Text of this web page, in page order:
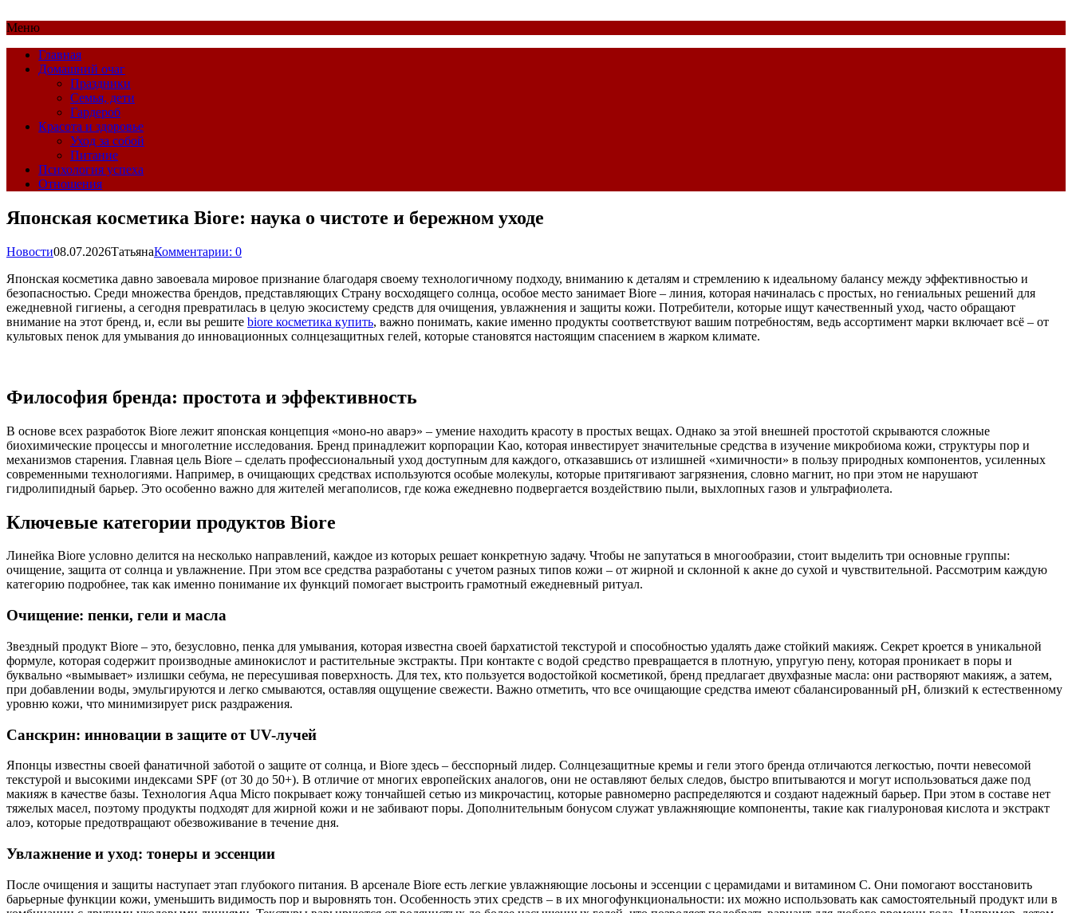
Меню
Главная
Домашний очаг
Праздники
Семья, дети
Гардероб
Красота и здоровье
Уход за собой
Питание
Психология успеха
Отношения
Японская косметика Biore: наука о чистоте и бережном уходе
Новости08.07.2026ТатьянаКомментарии: 0
Японская косметика давно завоевала мировое признание благодаря своему технологичному подходу, вниманию к деталям и стремлению к идеальному балансу между эффективностью и
безопасностью. Среди множества брендов, представляющих Страну восходящего солнца, особое место занимает Biore – линия, которая начиналась с простых, но гениальных решений для
ежедневной гигиены, а сегодня превратилась в целую экосистему средств для очищения, увлажнения и защиты кожи. Потребители, которые ищут качественный уход, часто обращают
внимание на этот бренд, и, если вы решите biore косметика купить, важно понимать, какие именно продукты соответствуют вашим потребностям, ведь ассортимент марки включает всё – от
культовых пенок для умывания до инновационных солнцезащитных гелей, которые становятся настоящим спасением в жарком климате.
Философия бренда: простота и эффективность
В основе всех разработок Biore лежит японская концепция «моно-но аварэ» – умение находить красоту в простых вещах. Однако за этой внешней простотой скрываются сложные
биохимические процессы и многолетние исследования. Бренд принадлежит корпорации Kao, которая инвестирует значительные средства в изучение микробиома кожи, структуры пор и
механизмов старения. Главная цель Biore – сделать профессиональный уход доступным для каждого, отказавшись от излишней «химичности» в пользу природных компонентов, усиленных
современными технологиями. Например, в очищающих средствах используются особые молекулы, которые притягивают загрязнения, словно магнит, но при этом не нарушают
гидролипидный барьер. Это особенно важно для жителей мегаполисов, где кожа ежедневно подвергается воздействию пыли, выхлопных газов и ультрафиолета.
Ключевые категории продуктов Biore
Линейка Biore условно делится на несколько направлений, каждое из которых решает конкретную задачу. Чтобы не запутаться в многообразии, стоит выделить три основные группы:
очищение, защита от солнца и увлажнение. При этом все средства разработаны с учетом разных типов кожи – от жирной и склонной к акне до сухой и чувствительной. Рассмотрим каждую
категорию подробнее, так как именно понимание их функций помогает выстроить грамотный ежедневный ритуал.
Очищение: пенки, гели и масла
Звездный продукт Biore – это, безусловно, пенка для умывания, которая известна своей бархатистой текстурой и способностью удалять даже стойкий макияж. Секрет кроется в уникальной
формуле, которая содержит производные аминокислот и растительные экстракты. При контакте с водой средство превращается в плотную, упругую пену, которая проникает в поры и
буквально «вымывает» излишки себума, не пересушивая поверхность. Для тех, кто пользуется водостойкой косметикой, бренд предлагает двухфазные масла: они растворяют макияж, а затем,
при добавлении воды, эмульгируются и легко смываются, оставляя ощущение свежести. Важно отметить, что все очищающие средства имеют сбалансированный pH, близкий к естественному
уровню кожи, что минимизирует риск раздражения.
Санскрин: инновации в защите от UV-лучей
Японцы известны своей фанатичной заботой о защите от солнца, и Biore здесь – бесспорный лидер. Солнцезащитные кремы и гели этого бренда отличаются легкостью, почти невесомой
текстурой и высокими индексами SPF (от 30 до 50+). В отличие от многих европейских аналогов, они не оставляют белых следов, быстро впитываются и могут использоваться даже под
макияж в качестве базы. Технология Aqua Micro покрывает кожу тончайшей сетью из микрочастиц, которые равномерно распределяются и создают надежный барьер. При этом в составе нет
тяжелых масел, поэтому продукты подходят для жирной кожи и не забивают поры. Дополнительным бонусом служат увлажняющие компоненты, такие как гиалуроновая кислота и экстракт
алоэ, которые предотвращают обезвоживание в течение дня.
Увлажнение и уход: тонеры и эссенции
После очищения и защиты наступает этап глубокого питания. В арсенале Biore есть легкие увлажняющие лосьоны и эссенции с церамидами и витамином С. Они помогают восстановить
барьерные функции кожи, уменьшить видимость пор и выровнять тон. Особенность этих средств – в их многофункциональности: их можно использовать как самостоятельный продукт или в